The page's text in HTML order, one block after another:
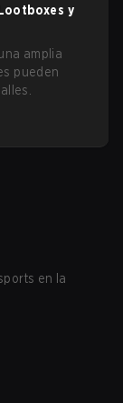
y
amplia
pueden
en la